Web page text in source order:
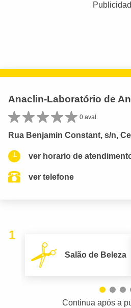
Anaclin-Laboratório de
0 aval.
Rua Benjamin Constant, s/n,
ver horario de
ver telefone
1
Salão de Beleza
Continua após a